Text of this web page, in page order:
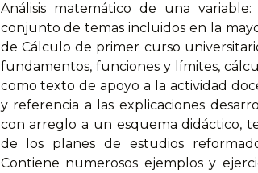
Análisis matemático de una
conjunto de temas incluidos en la
de Cálculo de primer curso
fundamentos, funciones y límites,
como texto de apoyo a la actividad
y referencia a las explicaciones
con arreglo a un esquema didáctico,
de los planes de estudios
Contiene numerosos ejemplos y